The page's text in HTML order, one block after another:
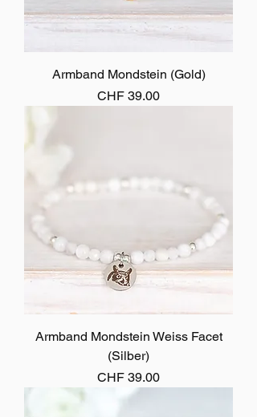
Armband Mondstein (Gold)
Preis
CHF 39.00
Armband Mondstein Weiss Facet
(Silber)
Preis
CHF 39.00